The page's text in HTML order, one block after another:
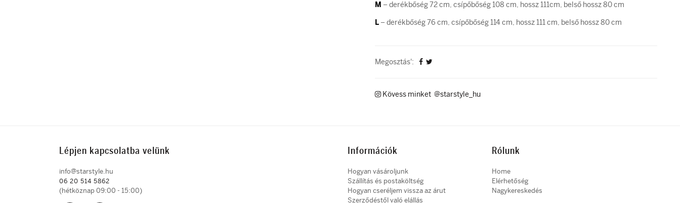
M – derékbőség 72 cm, csípőbőség 108 cm, hossz 111cm, belső hossz 80 cm
L– derékbőség 76 cm, csípőbőség 114 cm, hossz 111 cm, belső hossz 80 cm
Megosztás':
Kövess minket @starstyle_hu
Lépjen kapcsolatba velünk
info@starstyle.hu
06 20 514 5862
(hétköznap 09:00 - 15:00)
Információk
Hogyan vásároljunk
Szállítás és postaköltség
Hogyan cseréljem vissza az árut
Szerződéstől való elállás
Rólunk
Home
Elérhetőség
Nagykereskedés